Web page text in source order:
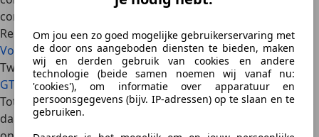
Om jou een zo goed mogelijke gebruikerservaring met
de door ons aangeboden diensten te bieden, maken
wij en derden gebruik van cookies en andere
technologie (beide samen noemen wij vanaf nu:
'cookies'), om informatie over apparatuur en
persoonsgegevens (bijv. IP-adressen) op te slaan en te
gebruiken.
compressor, bij hogere toeren nam de turbo het over.
Resultaat: géén turbogat én een enorme vermogenspiek.
Volkswagendeed iets soortgelijks met de1.4 TSI
Twincharger. Die motor, toegepast in onder meer deGolf
GT en deSeat-ibiza
, combineerde ook beide systemen.
Tot 3.500 toeren per minuut werkte vooral de compressor,
daarna sprong de turbo bij. Dat zorgde voor een